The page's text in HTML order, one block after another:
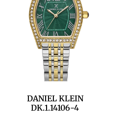
DANIEL KLEIN
DK.1.14106-4